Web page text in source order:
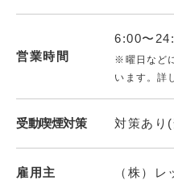
営業時間
6:00〜
※曜日など
います。詳
受動喫煙対策 対策あり
雇用主 （株）